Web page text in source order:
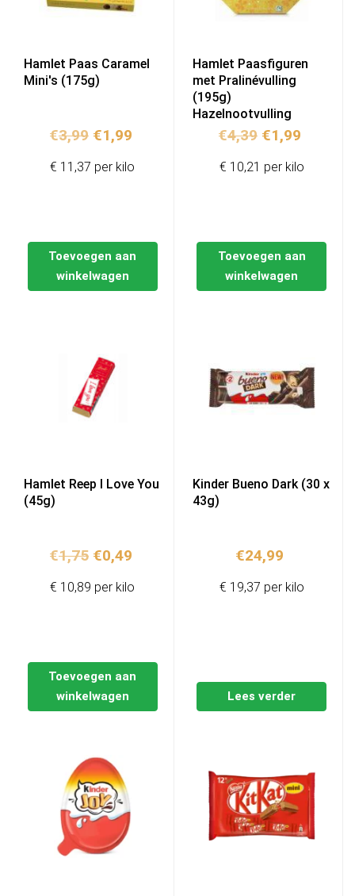
Hamlet Paas Caramel
Mini's (175g)
€3,99 Oorspronkelijke
was:
€1,99Huidige
is:
Toevoegen aan
winkelwagen
€ 11,37 per kilo
Hamlet Paasfiguren
met Pralinévulling
(195g)
Hazelnootvulling
€4,39
was:
€1,99
is:
Toevoegen aan
winkelwagen
€ 10,21 per kilo
Hamlet Reep I Love You
(45g)
€1,75 Oorspronkelijke
was:
€0,49Huidige
is:
Toevoegen aan
winkelwagen
€ 10,89 per kilo
Kinder Bueno Dark (30 x
43g)
€24,99
Lees verder
€ 19,37 per kilo